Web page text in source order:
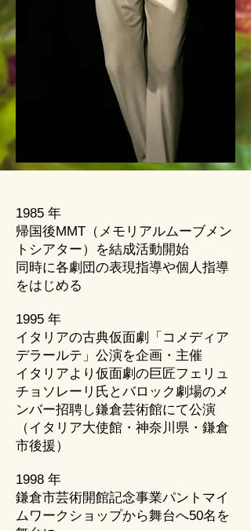
1985 年
帰国後MMT（メモリアルムーブメン
トシアター）を結成活動開始
同時に各劇団の表現指導や個人指導
をはじめる
1995 年
イタリアの古典仮面劇「コメディア
デラールテ」公演を企画・主催
​イタリアより仮面劇の巨匠フェリュ
チョソレーリ氏とバロック劇場のメ
ンバー招聘し鎌倉芸術館にて公演
（イタリア大使館・神奈川県・鎌倉
市後援）
1998 年
鎌倉市芸術開館記念事業パントマイ
ムワークショップから舞台へ50名を